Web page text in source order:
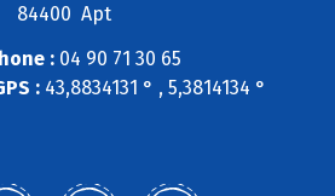
84400 Apt
: 04 90 71 30 65
:43,8834131 ° , 5,3814134 °